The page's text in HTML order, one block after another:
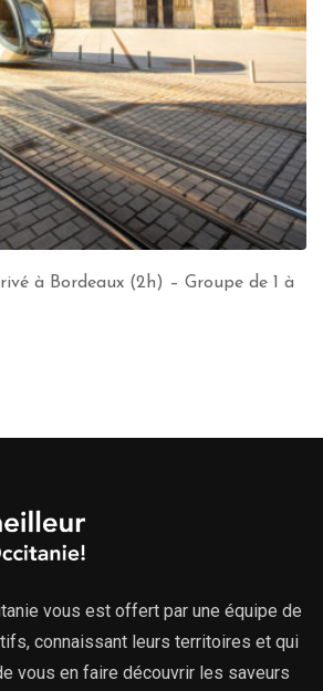
à Bordeaux (2h) – Groupe de 1 à
vous est offert par une équipe de
connaissant leurs territoires et qui
vous en faire découvrir les saveurs